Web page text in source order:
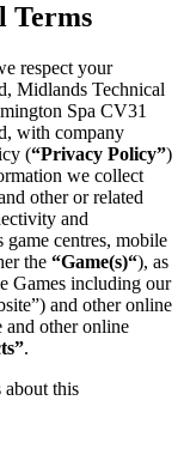
Terms
respect your
Midlands Technical
Spa CV31
with company
(“Privacy Policy”)
we collect
other or related
and
centres, mobile
the “Game(s)“), as
Games including our
and other online
and other online
.
about this